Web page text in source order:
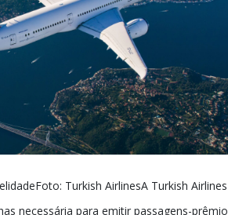
Turkish AirlinesA Turkish Airlines
necessária para emitir passagens-prêmio